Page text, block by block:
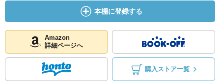
本棚に登録する
Amazon
詳細ページへ
購入ストア一覧